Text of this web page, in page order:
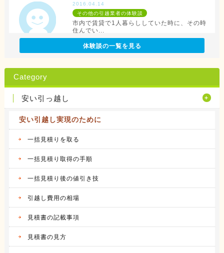
2016.04.14
その他の引越業者の体験談
市内で賃貸で1人暮らししていた時に、その時
住んでい...
続きを見る
出る訳で...
続きを見る
2016.04.14
サカイ引越センターの体験談
会社都合での引越しだったこともあり、費用は
2016.04.14
アート引越センターの体験談
私は、仕事の関係で人事異動があり、同じ県内
アーク引越しセンターの体験談
体験談の一覧を見る
Category
安い引っ越し
安い引越し実現のために
一括見積りを取る
一括見積り取得の手順
一括見積り後の値引き技
引越し費用の相場
見積書の記載事項
見積書の見方